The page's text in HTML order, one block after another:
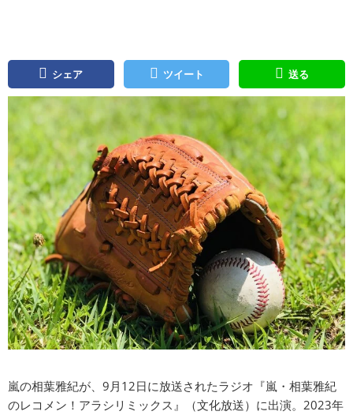
シェア ツイート 送る
嵐の相葉雅紀が、9月12日に放送されたラジオ『嵐・相葉雅紀
のレコメン！アラシリミックス』（文化放送）に出演。2023年